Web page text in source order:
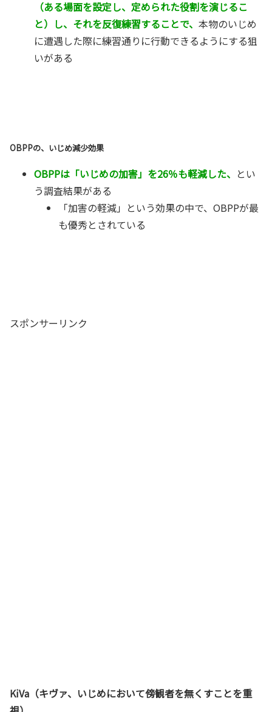
（ある場面を設定し、定められた役割を演じるこ
と）し、それを反復練習することで、 本物のいじめ
に遭遇した際に練習通りに行動できるようにする狙
いがある
OBPPの、いじめ減少効果
OBPPは「いじめの加害」を26％も軽減した、 とい
う調査結果がある
「加害の軽減」という効果の中で、OBPPが最
も優秀とされている
スポンサーリンク
KiVa（キヴァ、いじめにおいて傍観者を無くすことを重